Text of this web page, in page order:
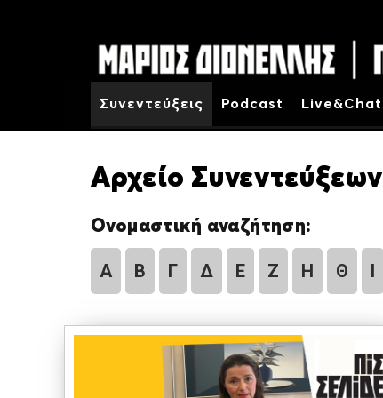
Συνεντεύξεις Podcast Live&Chat
Αρχείο Συνεντεύξεων
Ονομαστική αναζήτηση:
Α Β Γ Δ Ε Ζ Η Θ Ι